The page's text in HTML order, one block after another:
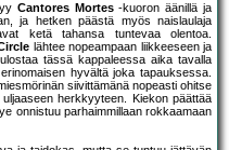
Cantores Mortes-kuoron äänillä ja
ja hetken päästä myös naislaulaja
ketä tahansa tuntevaa olentoa.
lähtee nopeampaan liikkeeseen ja
tässä kappaleessa aika tavalla
hyvältä joka tapauksessa.
siivittämänä nopeasti ohitse
herkkyyteen. Kiekon päättää
onnistuu parhaimmillaan rokkaamaan